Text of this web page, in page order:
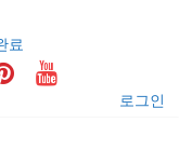
료
안중근’ 초연 발표
가
라톤대회 성황리 개최
로그인